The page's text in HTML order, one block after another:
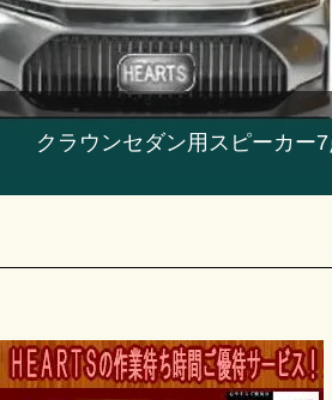
クラウンセダン用スピーカ